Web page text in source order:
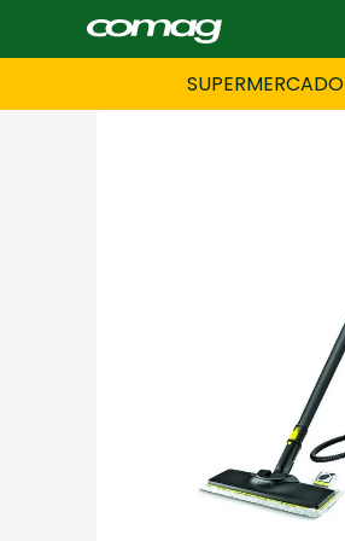
SUPERMERCADO
HOMBRES CONFECCIONES
LENCERIA